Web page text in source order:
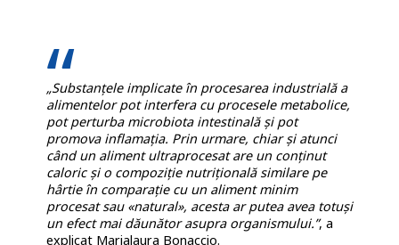
„Substanțele implicate în procesarea industrială a
alimentelor pot interfera cu procesele metabolice,
pot perturba microbiota intestinală și pot
promova inflamația. Prin urmare, chiar și atunci
când un aliment ultraprocesat are un conținut
caloric și o compoziție nutrițională similare pe
hârtie în comparație cu un aliment minim
procesat sau «natural», acesta ar putea avea totuși
un efect mai dăunător asupra organismului.”, a
explicat Marialaura Bonaccio.